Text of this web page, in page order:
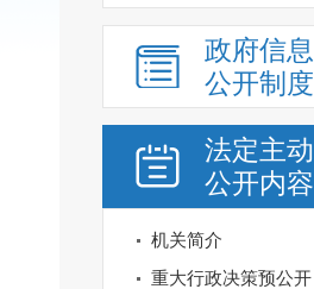
政府信息
公开制度
法定主动
公开内容
机关简介
重大行政决策预公开